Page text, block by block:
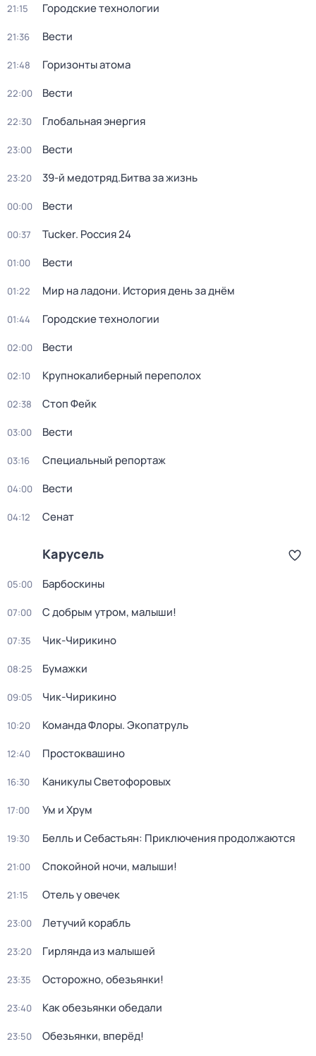
21:15 Городские технологии
21:36 Вести
21:48 Горизонты атома
22:00 Вести
22:30 Глобальная энергия
23:00 Вести
23:20 39-й медотряд.Битва за жизнь
00:00 Вести
00:37 Tucker. Россия 24
01:00 Вести
01:22 Мир на ладони. История день за днём
01:44 Городские технологии
02:00 Вести
02:10 Крупнокалиберный переполох
02:38 Стоп Фейк
03:00 Вести
03:16 Специальный репортаж
04:00 Вести
04:12 Сенат
Карусель
05:00 Барбоскины
07:00 С добрым утром, малыши!
07:35 Чик-Чирикино
08:25 Бумажки
09:05 Чик-Чирикино
10:20 Команда Флоры. Экопатруль
12:40 Простоквашино
16:30 Каникулы Светофоровых
17:00 Ум и Хрум
19:30 Белль и Себастьян: Приключения продолжаются
21:00 Спокойной ночи, малыши!
21:15 Отель у овечек
23:00 Летучий корабль
23:20 Гирлянда из малышей
23:35 Осторожно, обезьянки!
23:40 Как обезьянки обедали
23:50 Обезьянки, вперёд!